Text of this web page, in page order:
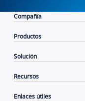
Compañía
Productos
Solución
Recursos
Enlaces útiles